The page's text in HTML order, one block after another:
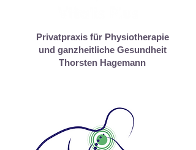
Privatpraxis für Physiotherapie
und ganzheitliche Gesundheit
Thorsten Hagemann